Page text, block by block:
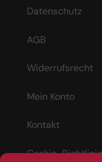
Datenschutz
AGB
Widerrufsrecht
Mein Konto
Kontakt
Cookie-